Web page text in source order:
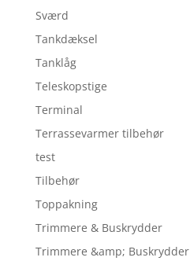
Sværd
Tankdæksel
Tanklåg
Teleskopstige
Terminal
Terrassevarmer tilbehør
test
Tilbehør
Toppakning
Trimmere & Buskrydder
Trimmere &amp; Buskrydder